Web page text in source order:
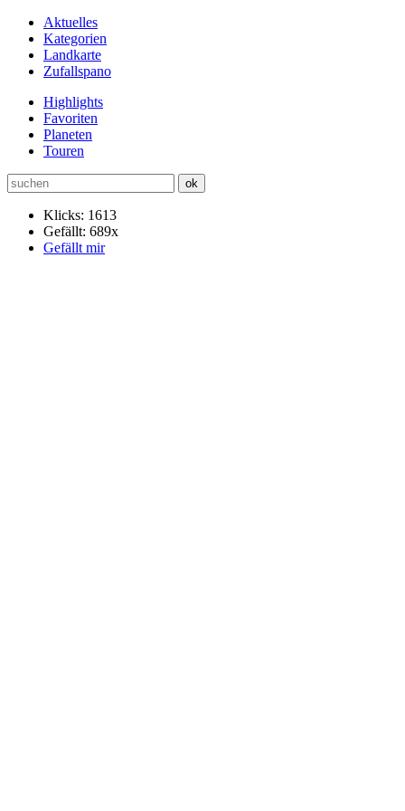
Aktuelles
Kategorien
Landkarte
Zufallspano
Highlights
Favoriten
Planeten
Touren
Klicks: 1613
Gefällt: 689x
Gefällt mir